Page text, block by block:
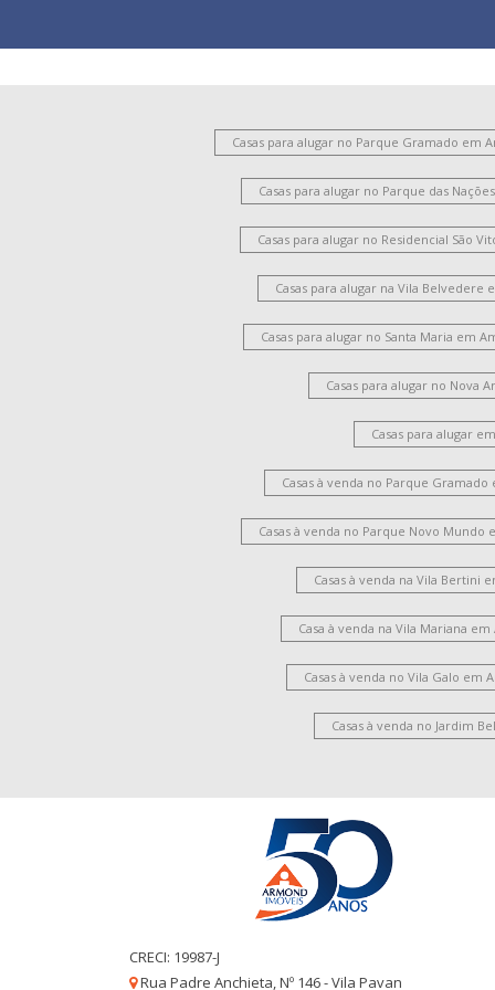
Casas para alugar no Parque Gramado em
Casas para alugar no Parque das
Casas para alugar no Residencial São
Casas para alugar na Vila Belvedere
Casas para alugar no Santa Maria em
Casas para alugar no Nova
Casas para alugar
Casas à venda no Parque Gramado
Casas à venda no Parque Novo Mundo
Casas à venda na Vila Bertini
Casa à venda na Vila Mariana
Casas à venda no Vila Galo em
Casas à venda no Jardim
CRECI: 19987-J
Rua Padre Anchieta, Nº 146 - Vila Pavan